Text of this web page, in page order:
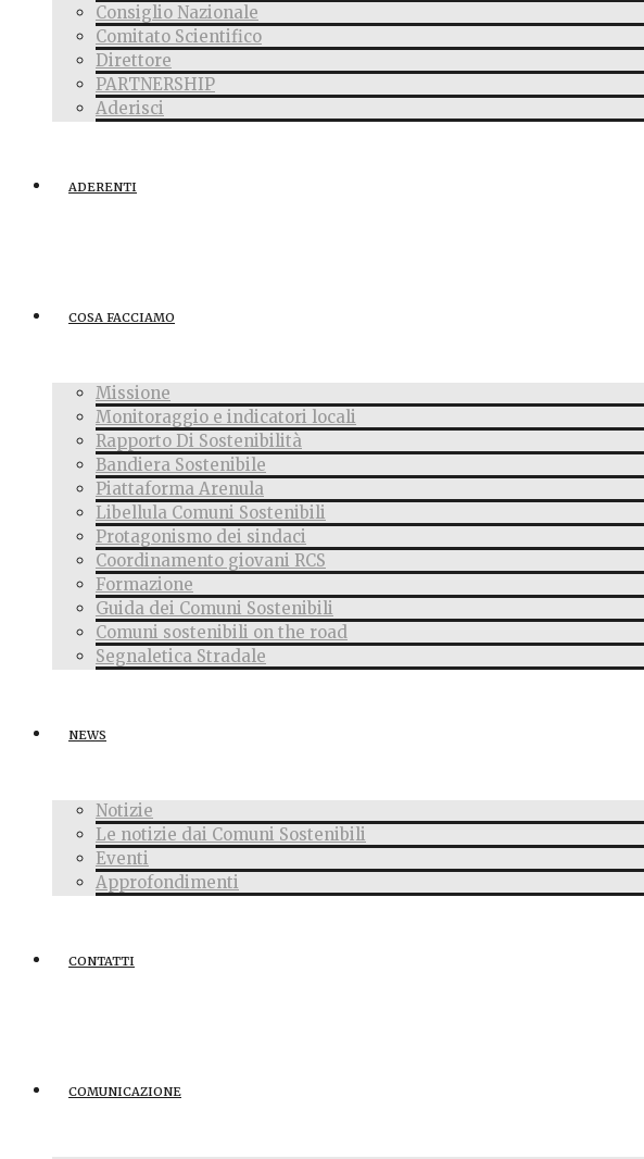
Consiglio Nazionale
Comitato Scientifico
Direttore
PARTNERSHIP
Aderisci
ADERENTI
COSA FACCIAMO
Missione
Monitoraggio e indicatori locali
Rapporto Di Sostenibilità
Bandiera Sostenibile
Piattaforma Arenula
Libellula Comuni Sostenibili
Protagonismo dei sindaci
Coordinamento giovani RCS
Formazione
Guida dei Comuni Sostenibili
Comuni sostenibili on the road
Segnaletica Stradale
NEWS
Notizie
Le notizie dai Comuni Sostenibili
Eventi
Approfondimenti
CONTATTI
COMUNICAZIONE